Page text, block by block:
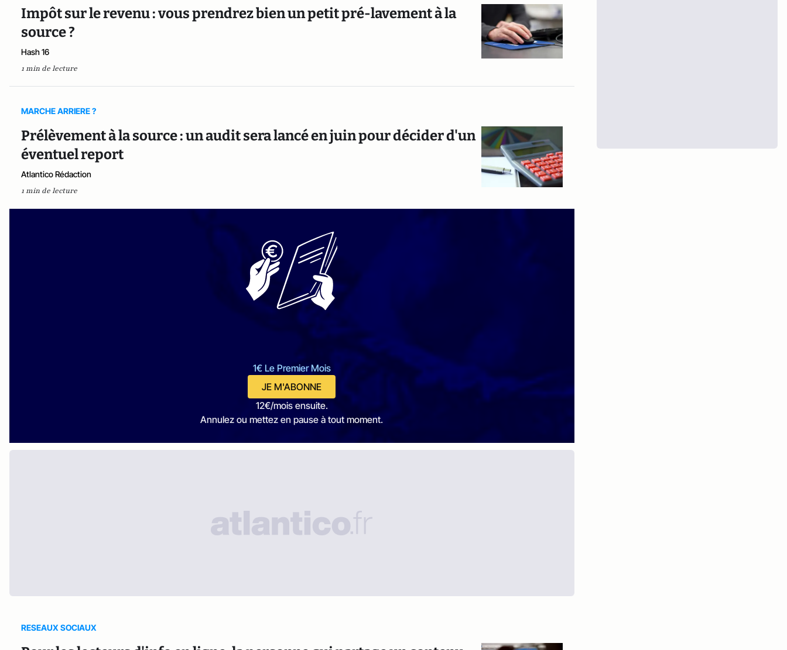
Impôt sur le revenu : vous prendrez bien un petit pré-lavement à la
source ?
Hash 16
1 min de lecture
MARCHE ARRIERE ?
Prélèvement à la source : un audit sera lancé en juin pour décider d'un
éventuel report
Atlantico Rédaction
1 min de lecture
1€ Le Premier Mois
JE M'ABONNE
12€/mois ensuite.
Annulez ou mettez en pause à tout moment.
RESEAUX SOCIAUX